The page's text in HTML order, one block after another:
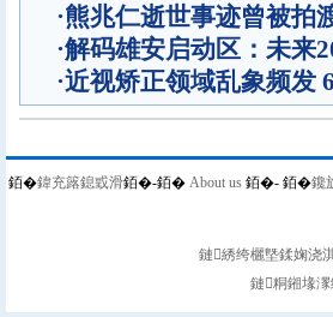
·熊兆仁逝世事迹曾被拍
·解码雄安启动区：未来
·近视矫正领域乱象频发
銆�鍏充簬鎴戜滑銆�-銆� About us 銆�- 銆�鑱
鏈綉绔欐墍鍒婅浇
鏈粡鎺堟